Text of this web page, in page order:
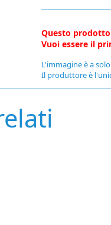
Questo
Vuoi essere il
L'immagine è a
Il produttore è